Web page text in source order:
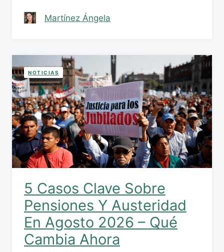
Martínez Ángela
NOTICIAS
5 Casos Clave Sobre
Pensiones Y Austeridad
En Agosto 2026 – Qué
Cambia Ahora